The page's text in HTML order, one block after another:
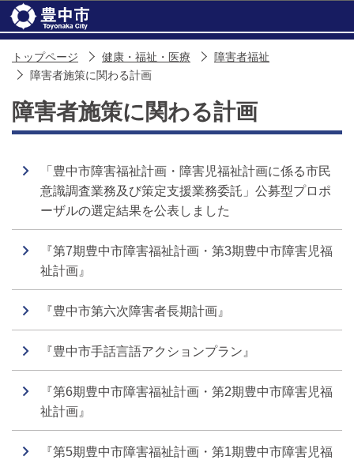
トップページ 健康・福祉・医療
障害者福祉
障害者施策に関わる計画
障害者施策に関わる計画
「豊中市障害福祉計画・障害児福祉計画に係る市民
意識調査業務及び策定支援業務委託」公募型プロポ
ーザルの選定結果を公表しました
『第7期豊中市障害福祉計画・第3期豊中市障害児福
祉計画』
『豊中市第六次障害者長期計画』
『豊中市手話言語アクションプラン』
『第6期豊中市障害福祉計画・第2期豊中市障害児福
祉計画』
『第5期豊中市障害福祉計画・第1期豊中市障害児福